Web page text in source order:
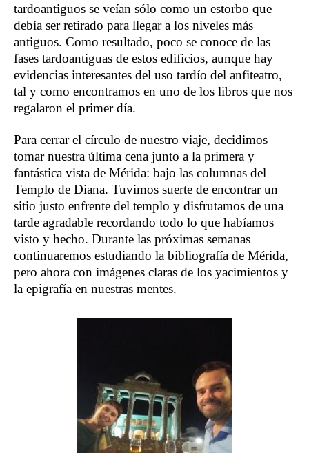
tardoantiguos se veían sólo como un estorbo que
debía ser retirado para llegar a los niveles más
antiguos. Como resultado, poco se conoce de las
fases tardoantiguas de estos edificios, aunque hay
evidencias interesantes del uso tardío del anfiteatro,
tal y como encontramos en uno de los libros que nos
regalaron el primer día.
Para cerrar el círculo de nuestro viaje, decidimos
tomar nuestra última cena junto a la primera y
fantástica vista de Mérida: bajo las columnas del
Templo de Diana. Tuvimos suerte de encontrar un
sitio justo enfrente del templo y disfrutamos de una
tarde agradable recordando todo lo que habíamos
visto y hecho. Durante las próximas semanas
continuaremos estudiando la bibliografía de Mérida,
pero ahora con imágenes claras de los yacimientos y
la epigrafía en nuestras mentes.